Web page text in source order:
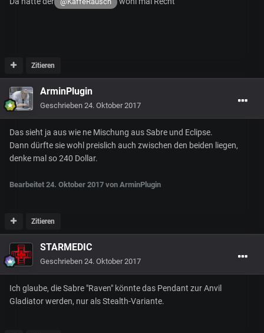
Zitieren
ArminPlugin
Geschrieben 24. Oktober 2017
Das sieht ja aus wie ne Mischung aus Sabre und Eclipse.
Dann dürfte sie wohl preislich auch zwischen den beiden liegen,
denke mal so 240 Dollar.
Bearbeitet 24. Oktober 2017 von ArminPlugin
Zitieren
STARMEDIC
Geschrieben 24. Oktober 2017
Ich glaube, die Sabre "Raven" könnte das Pendant zur Anvil
Gladiator werden, nur als Stealth-Variante.